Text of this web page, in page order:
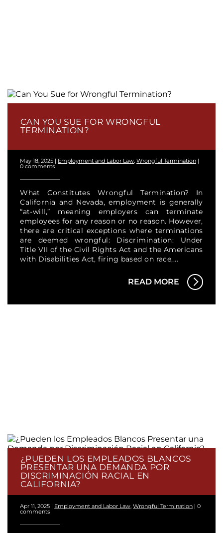
CAN YOU SUE FOR WRONGFUL
TERMINATION?
May 18, 2025 | Employment and Labor Law,Wrongful Termination |
0 comments
What Constitutes Wrongful Termination? In
California and Nevada, employment is generally
“at-will,” meaning employers can terminate
employees for any reason or no reason. However,
there are critical exceptions where terminations
are deemed wrongful: Discrimination: Under
Title VII of the Civil Rights Act and the Americans
with Disabilities Act, firing based on race,...
READ MORE
¿PUEDEN LOS EMPLEADOS BLANCOS
PRESENTAR UNA DEMANDA POR
DISCRIMINACIÓN RACIAL EN
CALIFORNIA?
Apr 11, 2025 | Employment and Labor Law ,Wrongful Termination |0
comments